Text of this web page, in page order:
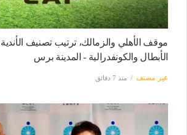
موقف الأهلي والزمالك، ترتيب تصنيف
الأبطال والكونفدرالية - المدينة برس
غير مصنف منذ 7 دقائق